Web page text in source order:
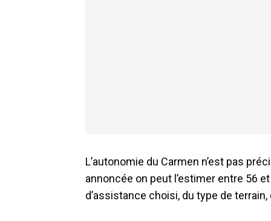
L’autonomie du Carmen n’est pas
annoncée on peut l’estimer entre 56
d’assistance choisi, du type de